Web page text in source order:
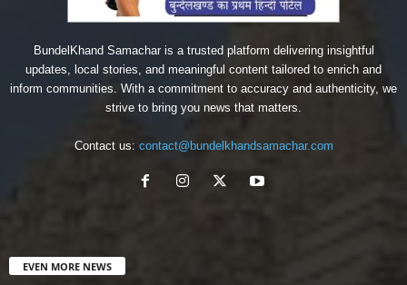
BundelKhand Samachar is a trusted platform delivering insightful
updates, local stories, and meaningful content tailored to enrich and
inform communities. With a commitment to accuracy and authenticity, we
strive to bring you news that matters.
Contact us: contact@bundelkhandsamachar.com
EVEN MORE NEWS